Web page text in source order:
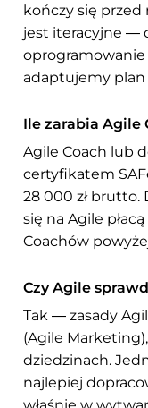
kończy się przed
jest iteracyjne —
adaptujemy
Ile zarabia Agile
Agile Coach lub
certyfikatem
28 000 zł brutto.
się na Agile
Coachów
Czy Agile
Tak — zasady
(Agile
dziedzinach.
najlepiej
właśnie w